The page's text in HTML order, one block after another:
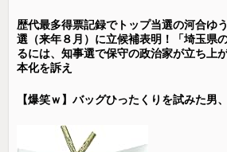
歴代最多得票記録でトップ当選の河合ゆ
選（来年８月）に立候補表明！「埼玉県
るには、知事選で保守の政治家が立ち上
本化を訴え
【爆笑ｗ】バッグひったくりを試みた男